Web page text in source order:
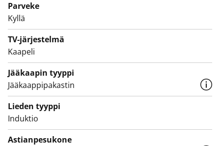
astianpesukone ja jääkaappipakastin. Kylpyhuoneessa
lattiat ovat hillityn harmaata laattaa. Seinät on
laatoitettu pääosin vaaleanharmaalla laatalla, jota
elävöittää ruusunmarjan värinen tehosteseinä.
Pesukoneelle ja kuivausrummulle on varaus.
Asunnot ja koko talo pihoineen ovat savuttomia.
Parveke
Kyllä
TV-järjestelmä
Kaapeli
Jääkaapin tyyppi
Jääkaappipakastin
Lieden tyyppi
Induktio
Astianpesukone